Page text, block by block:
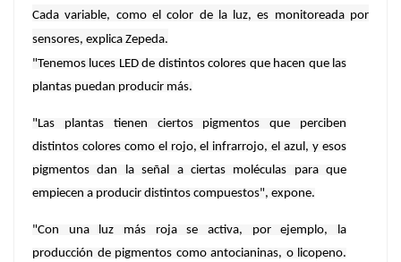
Cada variable, como el color de la luz, es monitoreada por
sensores, explica Zepeda.
"Tenemos luces LED de distintos colores que hacen que las
plantas puedan producir más.
"Las plantas tienen ciertos pigmentos que perciben
distintos colores como el rojo, el infrarrojo, el azul, y esos
pigmentos dan la señal a ciertas moléculas para que
empiecen a producir distintos compuestos", expone.
"Con una luz más roja se activa, por ejemplo, la
producción de pigmentos como antocianinas, o licopeno.